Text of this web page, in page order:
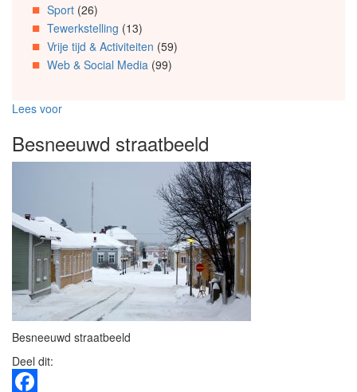
Sport(26)
Tewerkstelling (13)
Vrije tijd & Activiteiten (59)
Web & Social Media(99)
Lees voor
Besneeuwd straatbeeld
Besneeuwd straatbeeld
Deel dit: